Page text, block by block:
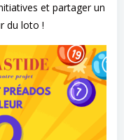
et partager un
du loto !